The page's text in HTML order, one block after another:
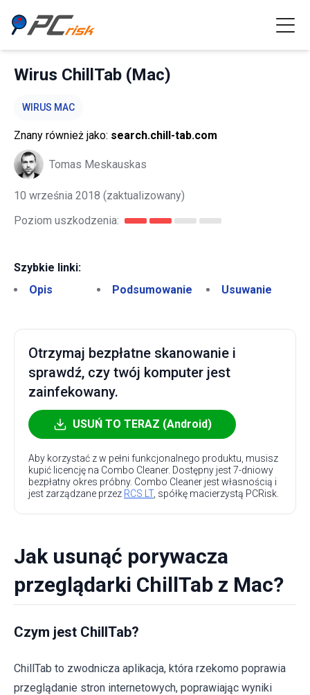
Wirus ChillTab (Mac)
WIRUS MAC
Znany również jako: search.chill-tab.com
Tomas Meskauskas
10 września 2018 (zaktualizowany)
Poziom uszkodzenia:
Szybkie linki:
Opis
Podsumowanie Usuwanie
Otrzymaj bezpłatne skanowanie i
sprawdź, czy twój komputer jest
zainfekowany.
USUŃ TO TERAZ (Android)
Aby korzystać z w pełni funkcjonalnego produktu, musisz
kupić licencję na Combo Cleaner. Dostępny jest 7-dniowy
bezpłatny okres próbny. Combo Cleaner jest własnością i
jest zarządzane przez RCS LT, spółkę macierzystą PCRisk.
Jak usunąć porywacza
przeglądarki ChillTab z Mac?
Czym jest ChillTab?
ChillTab to zwodnicza aplikacja, która rzekomo poprawia
przeglądanie stron internetowych, poprawiając wyniki